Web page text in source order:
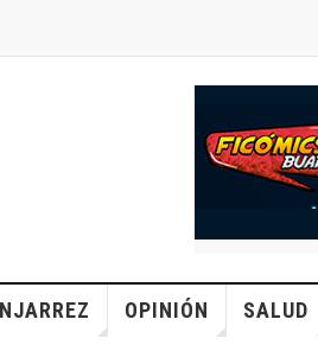
OPINIÓN SALUD